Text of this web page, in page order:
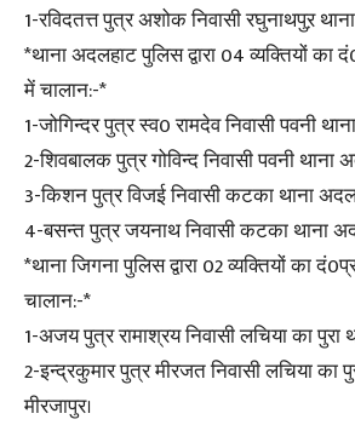
1-रविदतत्त पुत्र अशोक निवासी रघुनाथपुऱ
*थाना अदलहाट पुलिस द्वारा 04 व्यक्तियों का
में चालान:-*
1-जोगिन्दर पुत्र स्व0 रामदेव निवासी पवनी
2-शिवबालक पुत्र गोविन्द निवासी पवनी थाना
3-किशन पुत्र विजई निवासी कटका थाना
4-बसन्त पुत्र जयनाथ निवासी कटका थाना
*थाना जिगना पुलिस द्वारा 02 व्यक्तियों का
चालान:-*
1-अजय पुत्र रामाश्रय निवासी लचिया का पुरा
2-इन्द्रकुमार पुत्र मीरजत निवासी लचिया का
मीरजापुर।